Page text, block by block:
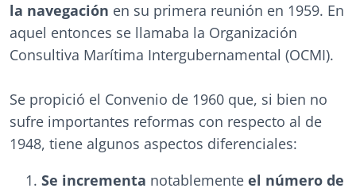
la navegación en su primera reunión en 1959. En
aquel entonces se llamaba la Organización
Consultiva Marítima Intergubernamental (OCMI).
Se propició el Convenio de 1960 que, si bien no
sufre importantes reformas con respecto al de
1948, tiene algunos aspectos diferenciales:
Se incrementa notablemente el número de